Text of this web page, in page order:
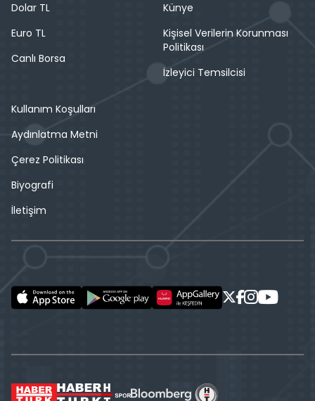
Dolar TL
Euro TL
Canlı Borsa
Künye
Kişisel Verilerin Korunması
Politikası
İzleyici Temsilcisi
Kullanım Koşulları
Aydınlatma Metni
Çerez Politikası
Biyografi
İletişim